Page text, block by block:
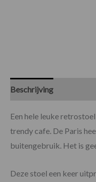
Beschrijving
Een hele leuke
trendy cafe. De Paris
buitengebruik. Het is
Deze stoel een keer